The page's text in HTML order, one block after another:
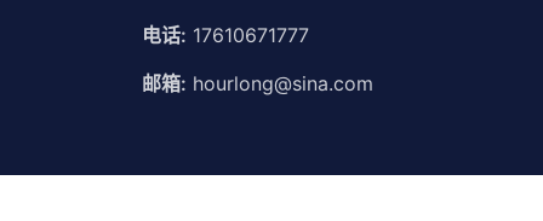
电话: 17610671777
邮箱: hourlong@sina.com